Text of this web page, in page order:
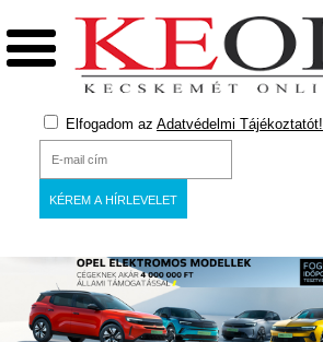
Elfogadom az Adatvédelmi Tájékoztatót!